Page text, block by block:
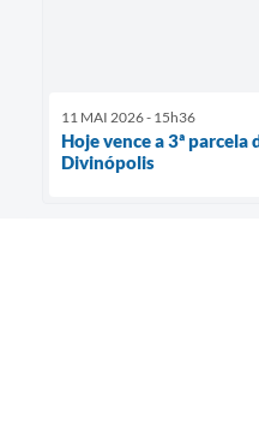
11 MAI 2026 - 15h36
Hoje vence a 3ª parcela
Divinópolis